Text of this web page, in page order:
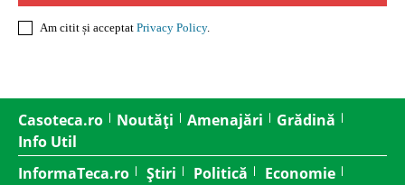
Am citit și acceptat Privacy Policy.
Casoteca.ro Noutăți Amenajări
Grădină
Info Util
InformaTeca.ro
Știri Politică
Economie